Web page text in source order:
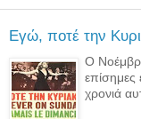
Εγώ, ποτέ την
Ο
επίσημες
χρονιά